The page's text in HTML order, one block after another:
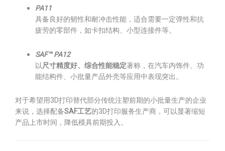
PA11
具备良好的韧性和耐冲击性能，适合需要一定弹性和抗
疲劳的零部件，如卡扣结构、小型连接件等。
SAF™ PA12
以 尺寸精度好、综合性能稳定著称，在汽车内饰件、功
能结构件、小批量产品外壳等应用中表现突出。
对于希望用3D打印替代部分传统注塑前期的小批量生产的企业
来说，选择配备SAF工艺的3D打印服务生产商，可以显著缩短
产品上市时间，降低模具前期投入。